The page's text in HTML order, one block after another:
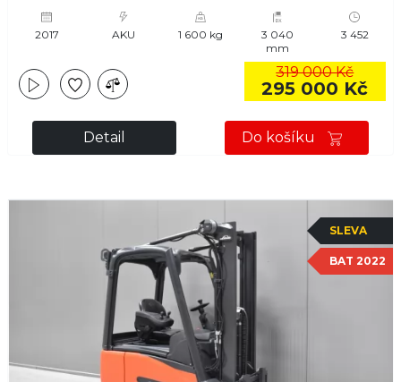
2017 AKU 1 600 kg
3 040
mm
3 452
319 000 Kč
295 000 Kč
Detail Do košíku
SLEVA
BAT 2022